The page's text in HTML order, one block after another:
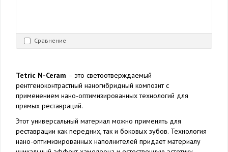
Сравнение
Tetric N-Ceram – это светоотверждаемый
рентгеноконтрастный наногибридный композит с
применением нано-оптимизированных технологий для
прямых реставраций.
Этот универсальный материал можно применять для
реставрации как передних, так и боковых зубов. Технология
нано-оптимизированных наполнителей придает материалу